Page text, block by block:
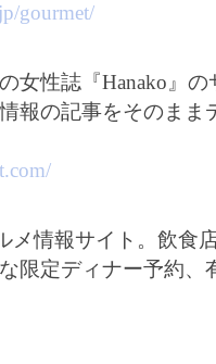
gourmet/
女性誌『Hanako』
報の記事をそのまま
メ情報サイト。飲食
限定ディナー予約、